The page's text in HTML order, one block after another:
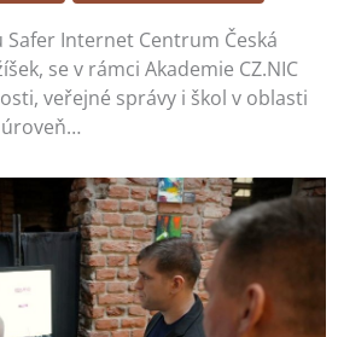
Internet Centrum Česká
se v rámci Akademie CZ.NIC
veřejné správy i škol v oblasti
úroveň…